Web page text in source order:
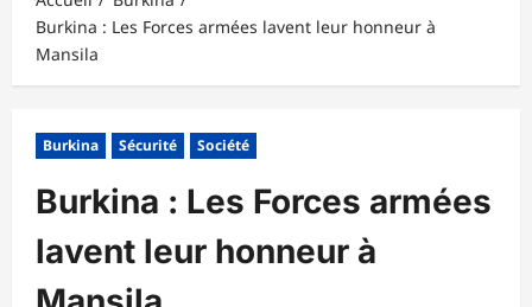
Burkina : Les Forces armées lavent leur honneur à
Mansila
Burkina Sécurité Société
Burkina : Les Forces armées
lavent leur honneur à